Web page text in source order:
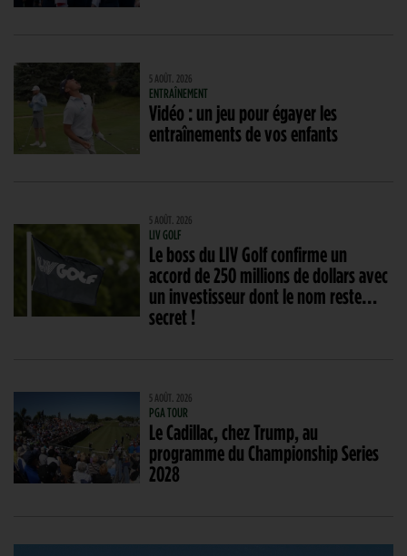
5 AOÛT. 2026
ENTRAÎNEMENT
Vidéo : un jeu pour égayer les
entraînements de vos enfants
5 AOÛT. 2026
LIV GOLF
Le boss du LIV Golf confirme un
accord de 250 millions de dollars avec
un investisseur dont le nom reste…
secret !
5 AOÛT. 2026
PGA TOUR
Le Cadillac, chez Trump, au
programme du Championship Series
2028